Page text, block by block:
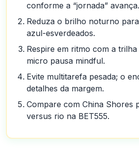
conforme a “jornada” avança.
Reduza o brilho noturno
azul-esverdeados.
Respire em ritmo com a
micro pausa mindful.
Evite multitarefa pesada; o
detalhes da margem.
Compare com China Shores
versus rio na BET555.